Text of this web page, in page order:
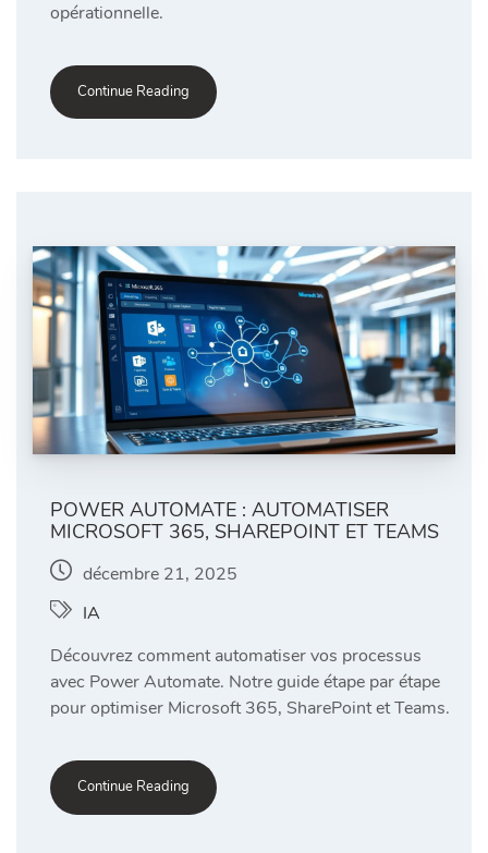
opérationnelle.
Continue Reading
POWER AUTOMATE : AUTOMATISER
MICROSOFT 365, SHAREPOINT ET TEAMS
décembre 21, 2025
IA
Découvrez comment automatiser vos processus
avec Power Automate. Notre guide étape par étape
pour optimiser Microsoft 365, SharePoint et Teams.
Continue Reading